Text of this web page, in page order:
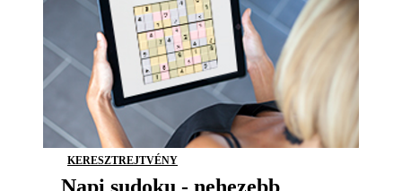
KERESZTREJTVÉNY
Napi sudoku - nehezebb